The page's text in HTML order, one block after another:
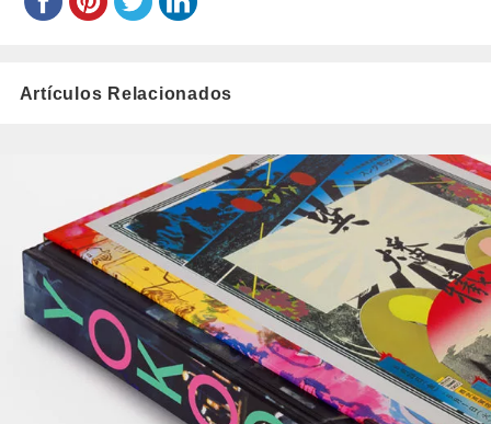
Artículos Relacionados